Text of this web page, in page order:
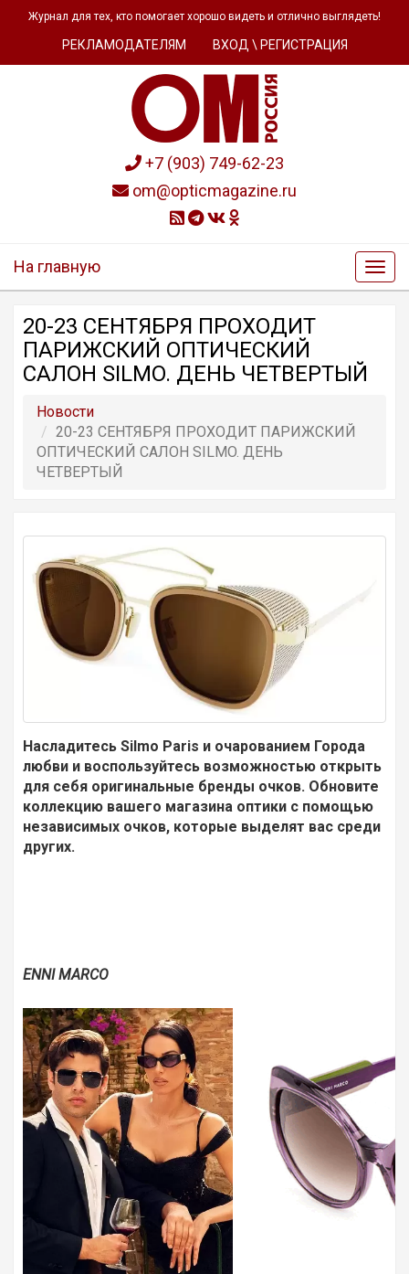
Журнал для тех, кто помогает хорошо видеть и отлично выглядеть!
РЕКЛАМОДАТЕЛЯМ ВХОД \ РЕГИСТРАЦИЯ
+7 (903) 749-62-23
om@opticmagazine.ru
На главную
20-23 СЕНТЯБРЯ ПРОХОДИТ
ПАРИЖСКИЙ ОПТИЧЕСКИЙ
САЛОН SILMO. ДЕНЬ ЧЕТВЕРТЫЙ
Новости
20-23 СЕНТЯБРЯ ПРОХОДИТ ПАРИЖСКИЙ
ОПТИЧЕСКИЙ САЛОН SILMO. ДЕНЬ
ЧЕТВЕРТЫЙ
Насладитесь Silmo Paris и очарованием Города
любви и воспользуйтесь возможностью открыть
для себя оригинальные бренды очков. Обновите
коллекцию вашего магазина оптики с помощью
независимых очков, которые выделят вас среди
других.
ENNIMARCO